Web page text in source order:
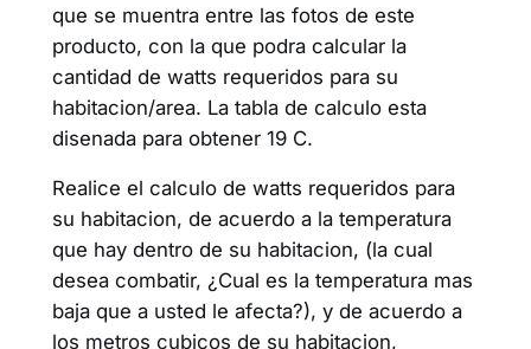
que se muentra entre las fotos de este
producto, con la que podra calcular la
cantidad de watts requeridos para su
habitacion/area. La tabla de calculo esta
disenada para obtener 19 C.
Realice el calculo de watts requeridos para
su habitacion, de acuerdo a la temperatura
que hay dentro de su habitacion, (la cual
desea combatir, ¿Cual es la temperatura mas
baja que a usted le afecta?), y de acuerdo a
los metros cubicos de su habitacion,